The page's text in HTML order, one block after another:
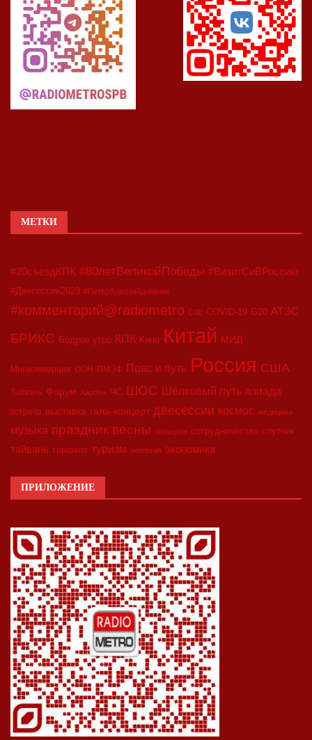
МЕТКИ
#20съездКПК #80летВеликойПобеды #ВизитСиВРоссию
#Двесессии2023 #Петербургскийдневник
#комментарий@radiometro CIIE COVID-19 G20 АТЭС
БРИКС Бодрое утро КПК Кино Китай МИД
Минкоммерции ООН ПМЭФ Пояс и путь Россия США
Тайвань Форум Харбин ЧС ШОС Шёлковый путь азиада
встреча выставка гала-концерт двесессии космос медицина
музыка праздник весны синьцзян сотрудничество спутник
тайвань торговля туризм экология экономика
ПРИЛОЖЕНИЕ